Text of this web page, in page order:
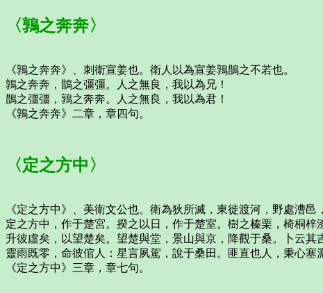
〈鶉之奔奔〉
《鶉之奔奔》、刺衛宣姜也。衛人以為宣姜鶉鵲之不若也。
鶉之奔奔，鵲之彊彊。人之無良，我以為兄！
鵲之彊彊，鶉之奔奔。人之無良，我以為君！
《鶉之奔奔》二章，章四句。
〈定之方中〉
《定之方中》、美衛文公也。衛為狄所滅，東徙渡河，野處漕
定之方中，作于楚宮。揆之以日，作于楚室。樹之榛栗，椅桐梓
升彼虛矣，以望楚矣。望楚與堂，景山與京，降觀于桑。卜云其
靈雨既零，命彼倌人：星言夙駕，說于桑田。匪直也人，秉心塞
《定之方中》三章，章七句。